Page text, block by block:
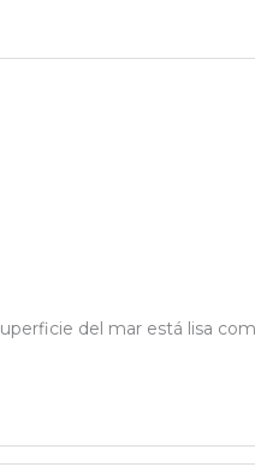
del mar está lisa